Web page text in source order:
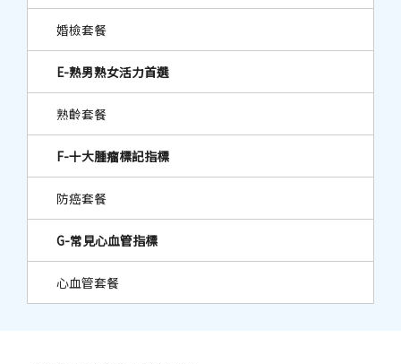
婚檢套餐
E-熟男熟女活力首選
熟齡套餐
F-十大腫瘤標記指標
防癌套餐
G-常見心血管指標
心血管套餐